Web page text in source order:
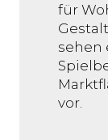
für
sehen
vor.